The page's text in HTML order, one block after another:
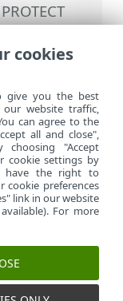
On-
On-
cookies
give you the best
our website traffic,
can agree to the
all and close",
choosing "Accept
cookie settings by
have the right to
cookie preferences
link in our website
For more